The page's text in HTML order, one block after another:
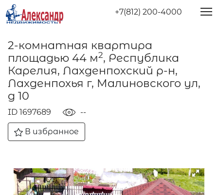
+7(812) 200-4000
2-комнатная квартира
площадью 44 м2, Республика
Карелия, Лахденпохский р-н,
Лахденпохья г, Малиновского ул,
д 10
ID 1697689 --
В избранное